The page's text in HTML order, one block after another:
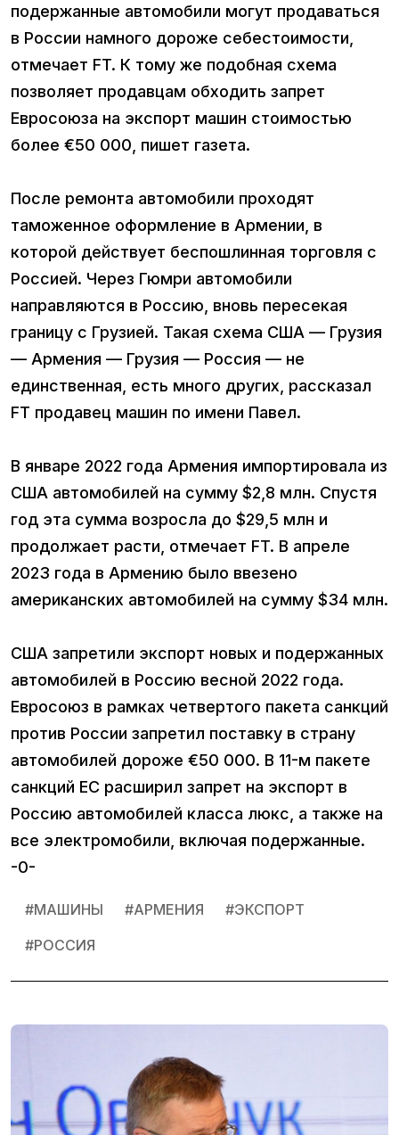
подержанные автомобили могут продаваться
в России намного дороже себестоимости,
отмечает FT. К тому же подобная схема
позволяет продавцам обходить запрет
Евросоюза на экспорт машин стоимостью
более €50 000, пишет газета.
После ремонта автомобили проходят
таможенное оформление в Армении, в
которой действует беспошлинная торговля с
Россией. Через Гюмри автомобили
направляются в Россию, вновь пересекая
границу с Грузией. Такая схема США — Грузия
— Армения — Грузия — Россия — не
единственная, есть много других, рассказал
FT продавец машин по имени Павел.
В январе 2022 года Армения импортировала из
США автомобилей на сумму $2,8 млн. Спустя
год эта сумма возросла до $29,5 млн и
продолжает расти, отмечает FT. В апреле
2023 года в Армению было ввезено
американских автомобилей на сумму $34 млн.
США запретили экспорт новых и подержанных
автомобилей в Россию весной 2022 года.
Евросоюз в рамках четвертого пакета санкций
против России запретил поставку в страну
автомобилей дороже €50 000. В 11-м пакете
санкций ЕС расширил запрет на экспорт в
Россию автомобилей класса люкс, а также на
все электромобили, включая подержанные.
-0-
#МАШИНЫ #АРМЕНИЯ #ЭКСПОРТ
#РОССИЯ